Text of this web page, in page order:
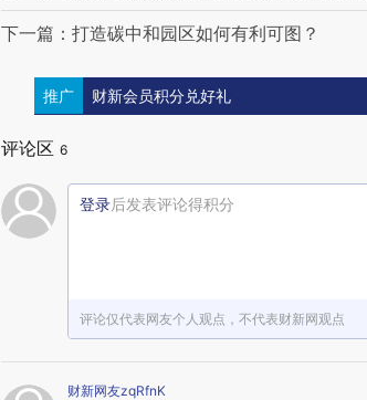
下一篇：打造碳中和园区如何有利可图？
推广 财新会员积分兑好礼
评论区 6
登录后发表评论得积分
评论仅代表网友个人观点，不代表财新网观点
财新网友zqRfnK